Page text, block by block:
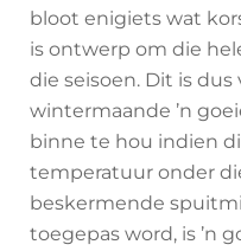
bloot enigiets wat
is ontwerp om die
die seisoen. Dit is dus
wintermaande ’n
binne te hou indien
temperatuur onder
beskermende
toegepas word, is ’n